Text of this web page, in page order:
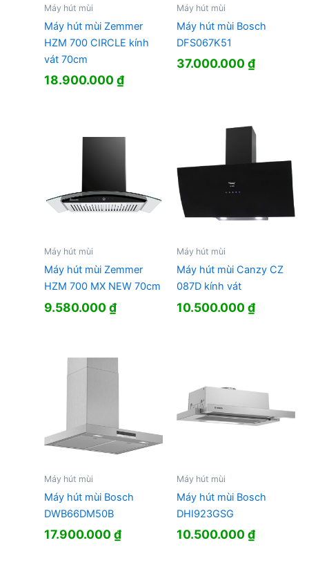
Máy hút mùi
Máy hút mùi Zemmer
HZM 700 CIRCLE kính
vát 70cm
18.900.000₫
Máy hút mùi
Máy hút mùi Bosch
DFS067K51
37.000.000₫
Máy hút mùi
Máy hút mùi Zemmer
HZM 700 MX NEW 70cm
9.580.000₫
Máy hút mùi
Máy hút mùi Canzy CZ
087D kính vát
10.500.000₫
Máy hút mùi
Máy hút mùi Bosch
DWB66DM50B
17.900.000₫
Máy hút mùi
Máy hút mùi Bosch
DHI923GSG
10.500.000₫